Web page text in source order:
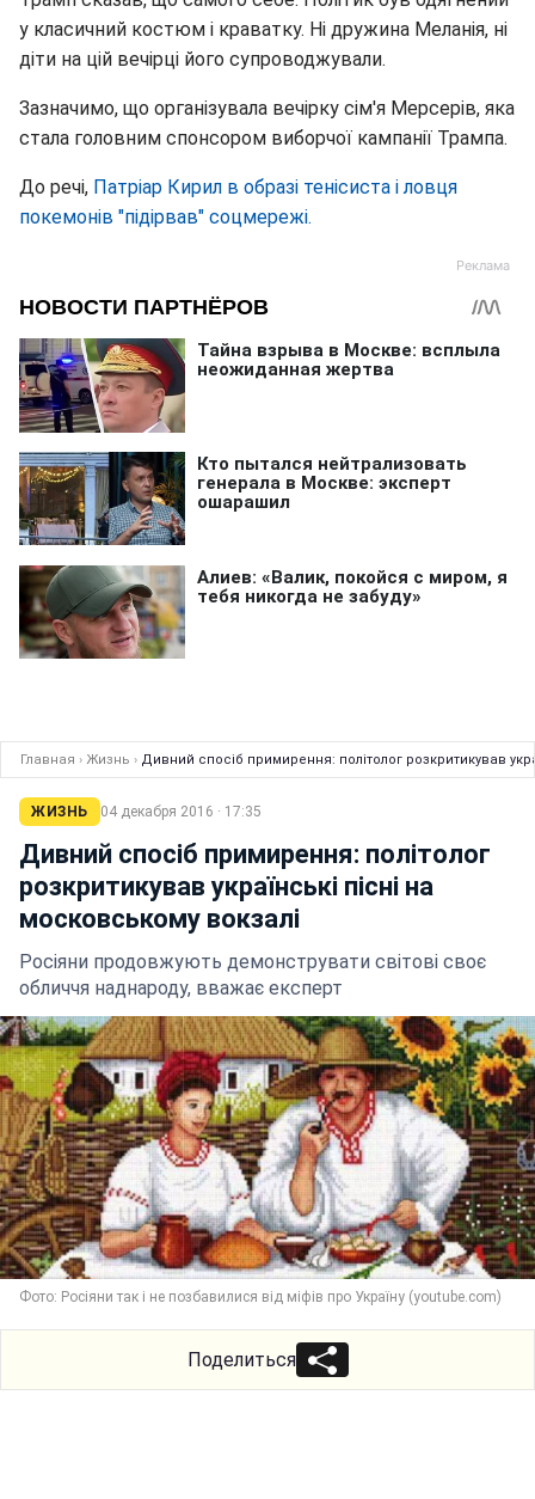
у класичний костюм і краватку. Ні дружина Меланія, ні
діти на цій вечірці його супроводжували.
Зазначимо, що організувала вечірку сім'я Мерсерів, яка
стала головним спонсором виборчої кампанії Трампа.
До речі, Патріар Кирил в образі тенісиста і ловця
покемонів "підірвав" соцмережі.
Главная › Жизнь › Дивний спосіб примирення: політолог розкритикував
ЖИЗНЬ 04 декабря 2016 · 17:35
Дивний спосіб примирення: політолог
розкритикував українські пісні на
московському вокзалі
Росіяни продовжують демонструвати світові своє
обличчя наднароду, вважає експерт
Фото: Росіяни так і не позбавилися від міфів про Україну (youtube.com)
Поделиться